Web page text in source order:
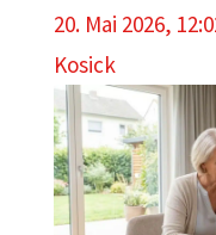
20. Mai 2026,
Kosick